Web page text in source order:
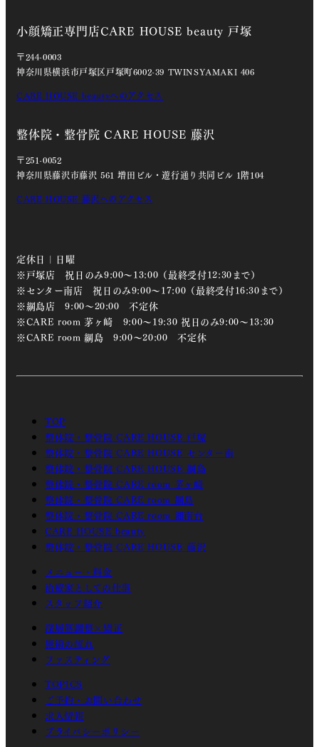
小顔矯正専門店CARE HOUSE beauty 戸塚
〒244-0003
神奈川県横浜市戸塚区戸塚町6002-39 TWINSYAMAKI 406
CARE HOUSE beautyへのアクセス
整体院・整骨院 CARE HOUSE 藤沢
〒251-0052
神奈川県藤沢市藤沢 561 増田ビル・遊行通り共同ビル 1階104
CARE HOUSE 藤沢へのアクセス
定休日 | 日曜
※戸塚店 祝日のみ9:00～13:00（最終受付12:30まで）
※センター南店 祝日のみ9:00～17:00（最終受付16:30まで）
※綱島店 9:00～20:00 不定休
※CARE room 茅ヶ崎 9:00～19:30 祝日のみ9:00～13:30
※CARE room 綱島 9:00～20:00 不定休
TOP
整体院・整骨院 CARE HOUSE 戸塚
整体院・整骨院 CARE HOUSE センター南
整体院・整骨院 CARE HOUSE 綱島
整体院・整骨院 CARE room 茅ヶ崎
整体院・整骨院 CARE room 綱島
整体院・整骨院 CARE room 湘南台
CARE HOUSE beauty
整体院・整骨院 CARE HOUSE 藤沢
メニュー・料金
治療家としての仕事
スタッフ紹介
深層筋調整×矯正
施術の流れ
ファスティング
TOPICS
ご予約・お問い合わせ
求人情報
プライバシーポリシー